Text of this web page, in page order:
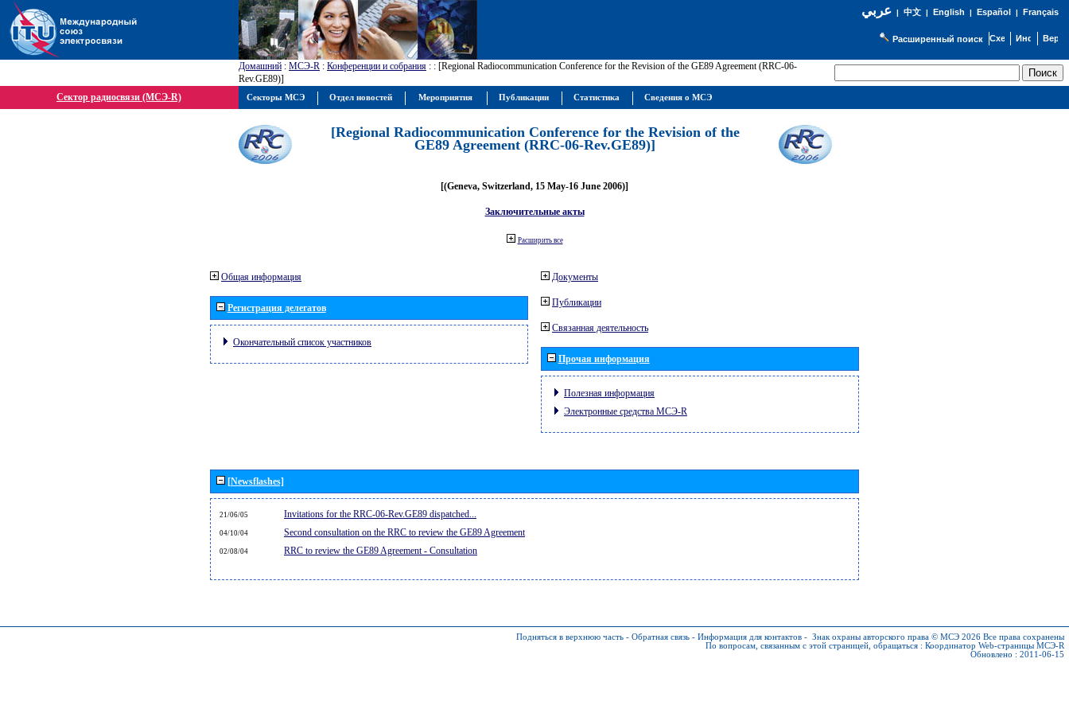
عربي| 中文| English | Español | Français
Расширенный поиск
Домашний : МСЭ-R : Конференции и собрания : : [Regional Radiocommunication Conference for the Revision of the GE89 Agreement (RRC-06-
Rev.GE89)]
Сектор радиосвязи (МСЭ-R)
[Regional Radiocommunication Conference for the Revision of the
GE89 Agreement (RRC-06-Rev.GE89)]
[(Geneva, Switzerland, 15 May-16 June 2006)]
Заключительные акты
Расширить все
Общая информация
Регистрация делегатов
Окончательный список участников
Документы
Публикации
Связанная деятельность
Прочая информация
Полезная информация
Электронные средства МСЭ-R
[Newsflashes]
21/06/05 Invitations for the RRC-06-Rev.GE89 dispatched...
04/10/04 Second consultation on the RRC to review the GE89 Agreement
02/08/04 RRC to review the GE89 Agreement - Consultation
Подняться в верхнюю часть - Обратная связь - Информация для контактов - Знак охраны авторского права © МСЭ 2026 Все права сохранены
По вопросам, связанным с этой страницей, обращаться : Координатор Web-страницы МСЭ-R
Обновлено : 2011-06-15
Секторы МСЭ Отдел новостей Мероприятия Публикации Статистика Сведения о МСЭ